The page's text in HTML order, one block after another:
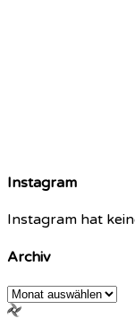
Instagram
Instagram hat
Archiv
Archiv